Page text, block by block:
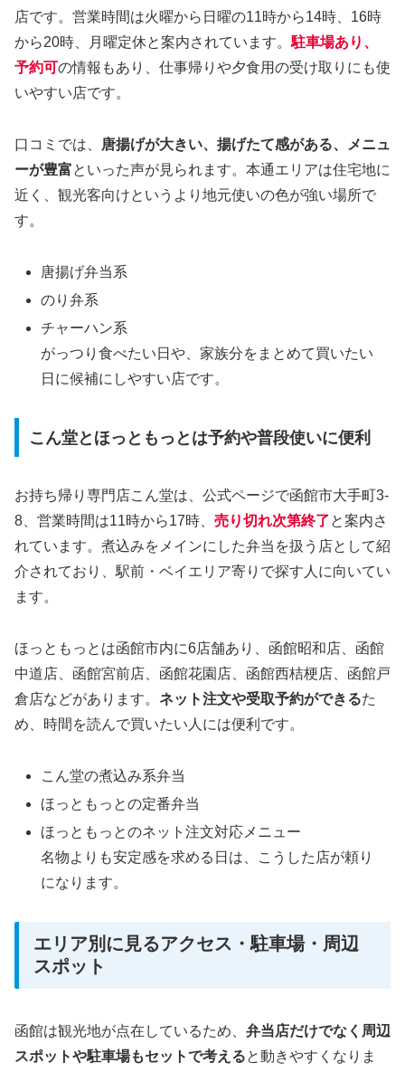
店です。営業時間は火曜から日曜の11時から14時、16時
から20時、月曜定休と案内されています。 駐車場あり、
予約可の情報もあり、仕事帰りや夕食用の受け取りにも使
いやすい店です。
口コミでは、
唐揚げが大きい、揚げたて感がある、メニュ
ーが豊富といった声が見られます。本通エリアは住宅地に
近く、観光客向けというより地元使いの色が強い場所で
す。
唐揚げ弁当系
のり弁系
チャーハン系
がっつり食べたい日や、家族分をまとめて買いたい
日に候補にしやすい店です。
こん堂とほっともっとは予約や普段使いに便利
お持ち帰り専門店こん堂は、公式ページで函館市大手町3-
8、営業時間は11時から17時、 売り切れ次第終了 と案内さ
れています。煮込みをメインにした弁当を扱う店として紹
介されており、駅前・ベイエリア寄りで探す人に向いてい
ます。
ほっともっとは函館市内に6店舗あり、函館昭和店、函館
中道店、函館宮前店、函館花園店、函館西桔梗店、函館戸
倉店などがあります。 ネット注文や受取予約ができるた
め、時間を読んで買いたい人には便利です。
こん堂の煮込み系弁当
ほっともっとの定番弁当
ほっともっとのネット注文対応メニュー
名物よりも安定感を求める日は、こうした店が頼り
になります。
エリア別に見るアクセス・駐車場・周辺
スポット
函館は観光地が点在しているため、 弁当店だけでなく周辺
スポットや駐車場もセットで考えると動きやすくなりま